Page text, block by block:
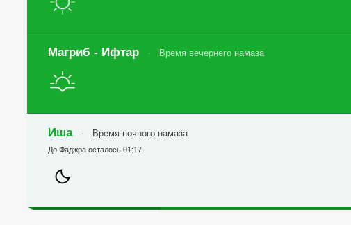
Магриб - Ифтар Время вечернего намаза
Иша Время ночного намаза
До Фаджра осталось 01:17